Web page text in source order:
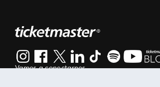
Vamos a conectarnos